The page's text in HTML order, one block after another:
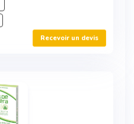
Recevoir un devis